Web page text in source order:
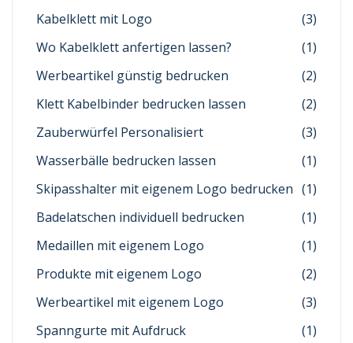
Kabelklett mit Logo
(3)
Wo Kabelklett anfertigen lassen?
(1)
Werbeartikel günstig bedrucken
(2)
Klett Kabelbinder bedrucken lassen
(2)
Zauberwürfel Personalisiert
(3)
Wasserbälle bedrucken lassen
(1)
Skipasshalter mit eigenem Logo bedrucken (1)
Badelatschen individuell bedrucken
(1)
Medaillen mit eigenem Logo
(1)
Produkte mit eigenem Logo
(2)
Werbeartikel mit eigenem Logo
(3)
Spanngurte mit Aufdruck
(1)